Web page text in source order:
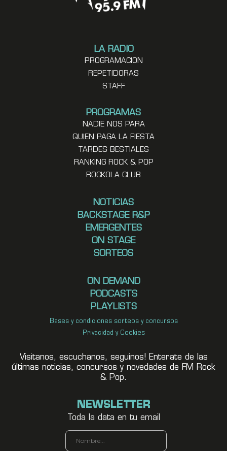
LA RADIO
PROGRAMACION
REPETIDORAS
STAFF
PROGRAMAS
NADIE NOS PARA
QUIEN PAGA LA FIESTA
TARDES BESTIALES
RANKING ROCK & POP
ROCKOLA CLUB
NOTICIAS
BACKSTAGE R&P
EMERGENTES
ON STAGE
SORTEOS
ON DEMAND
PODCASTS
PLAYLISTS
Bases y condiciones sorteos y concursos
Privacidad y Cookies
Visitanos, escuchanos, seguínos! Enterate de las
últimas noticias, concursos y novedades de FM Rock
& Pop.
NEWSLETTER
Toda la data en tu email